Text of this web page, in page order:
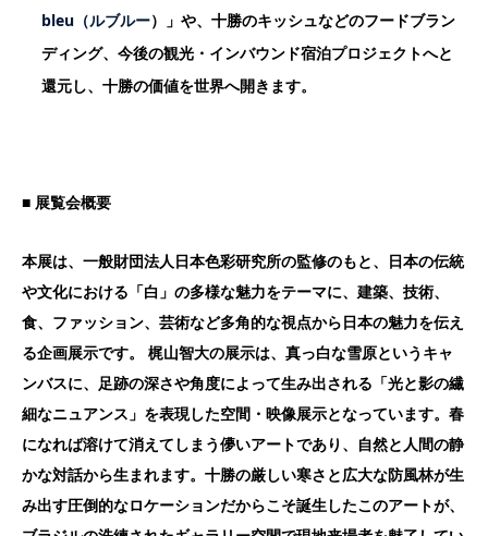
bleu（ルブルー）」や、十勝のキッシュなどのフードブラン
ディング、今後の観光・インバウンド宿泊プロジェクトへと
還元し、十勝の価値を世界へ開きます。
■ 展覧会概要
本展は、一般財団法人日本色彩研究所の監修のもと、日本の伝統
や文化における「白」の多様な魅力をテーマに、建築、技術、
食、ファッション、芸術など多角的な視点から日本の魅力を伝え
る企画展示です。 梶山智大の展示は、真っ白な雪原というキャ
ンバスに、足跡の深さや角度によって生み出される「光と影の繊
細なニュアンス」を表現した空間・映像展示となっています。春
になれば溶けて消えてしまう儚いアートであり、自然と人間の静
かな対話から生まれます。十勝の厳しい寒さと広大な防風林が生
み出す圧倒的なロケーションだからこそ誕生したこのアートが、